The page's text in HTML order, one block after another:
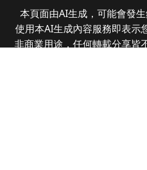
本頁面由AI生成，可能會發生
使用本AI生成內容服務即表示
非商業用途，任何轉載分享皆